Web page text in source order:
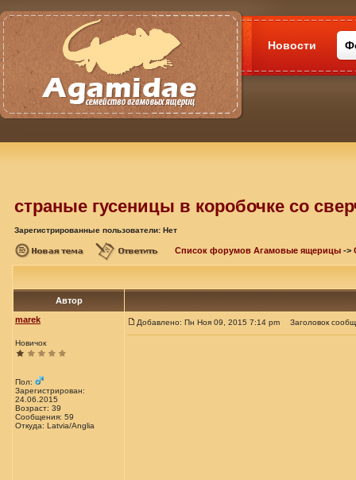
Новости
страные гусеницы в коробочке со
Зарегистрированные пользователи: Нет
Список форумов Агамовые ящерицы ->
Автор
marek
Новичок
Пол:
Зарегистрирован:
24.06.2015
Возраст: 39
Сообщения: 59
Откуда: Latvia/Anglia
Добавлено: Пн Ноя 09, 2015 7:14 pm Заголовок